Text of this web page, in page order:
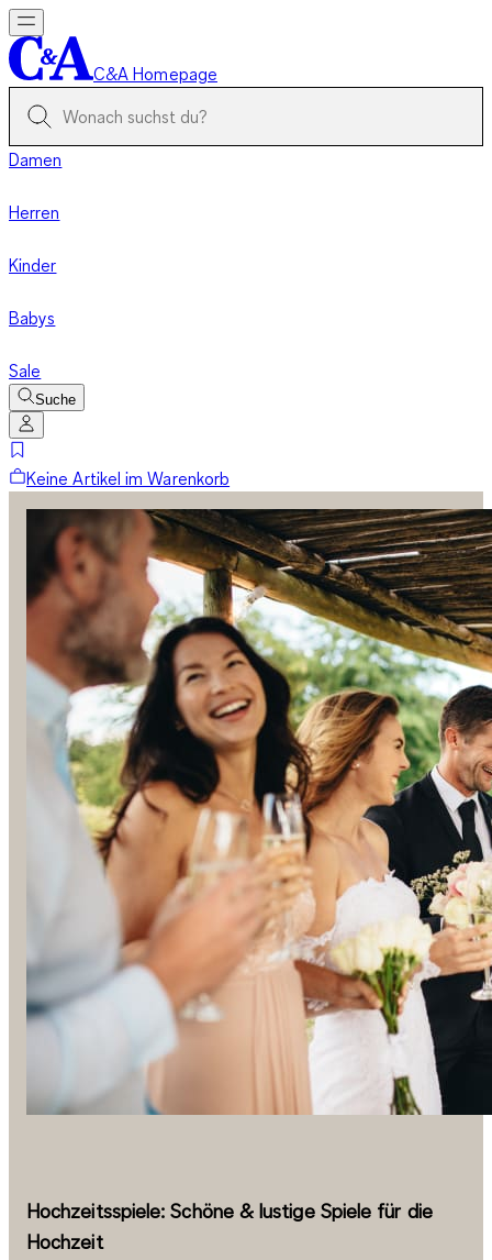
C&A Homepage
Damen
Herren
Kinder
Babys
Sale
Suche
Keine Artikel im Warenkorb
Hochzeitsspiele: Schöne & lustige Spiele für die
Hochzeit